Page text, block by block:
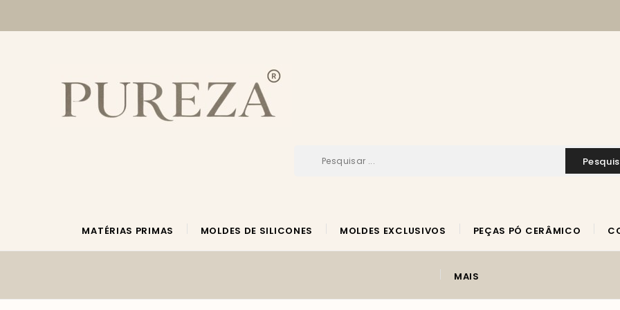
MATÉRIAS PRIMAS MOLDES DE SILICONES MOLDES EXCLUSIVOS PEÇAS PÓ CERÂMICO
MAIS